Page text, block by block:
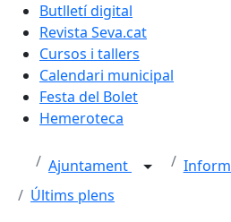
Butlletí digital
Revista Seva.cat
Cursos i tallers
Calendari municipal
Festa del Bolet
Hemeroteca
Ajuntament
Últims plens